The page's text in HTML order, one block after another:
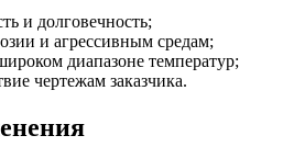
и долговечность;
и агрессивным средам;
диапазоне температур;
чертежам заказчика.